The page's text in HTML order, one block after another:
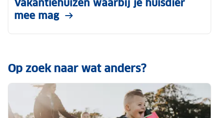
Vakantiehuizen waarbij je huisdier
mee mag
Op zoek naar wat anders?